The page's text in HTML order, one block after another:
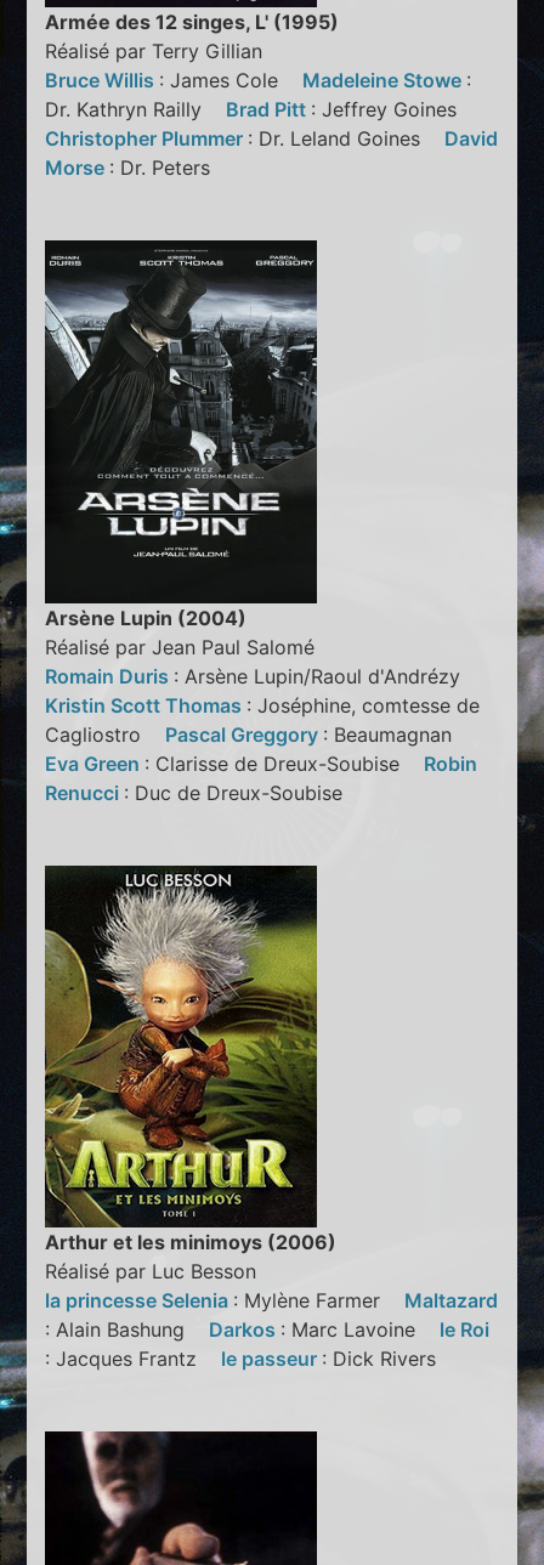
Armée des 12 singes, L' (1995)
Réalisé par Terry Gillian
Bruce Willis : James Cole Madeleine Stowe :
Dr. Kathryn Railly Brad Pitt : Jeffrey Goines
Christopher Plummer : Dr. Leland Goines David
Morse : Dr. Peters
Arsène Lupin (2004)
Réalisé par Jean Paul Salomé
Romain Duris : Arsène Lupin/Raoul d'Andrézy
Kristin Scott Thomas : Joséphine, comtesse de
Cagliostro Pascal Greggory : Beaumagnan
Eva Green : Clarisse de Dreux-Soubise Robin
Renucci : Duc de Dreux-Soubise
Arthur et les minimoys (2006)
Réalisé par Luc Besson
la princesse Selenia : Mylène Farmer Maltazard
: Alain Bashung Darkos : Marc Lavoine le Roi
: Jacques Frantz le passeur : Dick Rivers